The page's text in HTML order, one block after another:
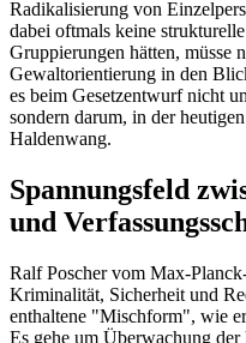
Radikalisierung von
dabei oftmals keine
Gruppierungen hätten, müsse
Gewaltorientierung in den
es beim Gesetzentwurf nicht
sondern darum, in der
Haldenwang.
Spannungsfeld
und
Ralf Poscher vom Max-
Kriminalität, Sicherheit und
enthaltene "Mischform", wie
Es gehe um Überwachung